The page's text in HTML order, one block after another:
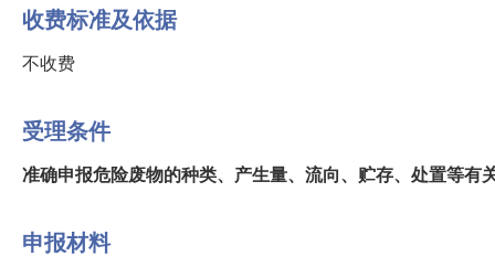
收费标准及依据
不收费
受理条件
准确申报危险废物的种类、产生量、流向、贮存、处置等有
申报材料